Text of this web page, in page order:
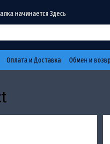
начинается Здесь
Оплата и Доставка Обмен и